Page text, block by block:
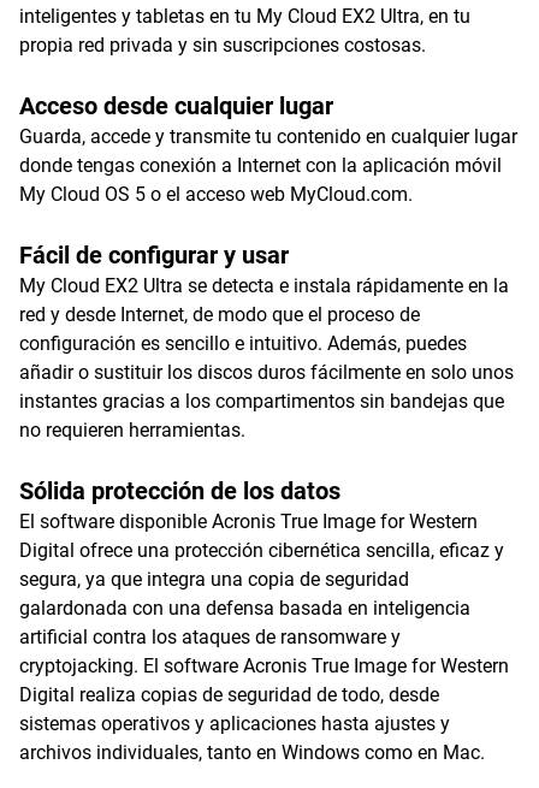
inteligentes y tabletas en tu My Cloud EX2 Ultra, en tu
propia red privada y sin suscripciones costosas.
Acceso desde cualquier lugar
Guarda, accede y transmite tu contenido en cualquier lugar
donde tengas conexión a Internet con la aplicación móvil
My Cloud OS 5 o el acceso web MyCloud.com.
Fácil de configurar y usar
My Cloud EX2 Ultra se detecta e instala rápidamente en la
red y desde Internet, de modo que el proceso de
configuración es sencillo e intuitivo. Además, puedes
añadir o sustituir los discos duros fácilmente en solo unos
instantes gracias a los compartimentos sin bandejas que
no requieren herramientas.
Sólida protección de los datos
El software disponible Acronis True Image for Western
Digital ofrece una protección cibernética sencilla, eficaz y
segura, ya que integra una copia de seguridad
galardonada con una defensa basada en inteligencia
artificial contra los ataques de ransomware y
cryptojacking. El software Acronis True Image for Western
Digital realiza copias de seguridad de todo, desde
sistemas operativos y aplicaciones hasta ajustes y
archivos individuales, tanto en Windows como en Mac.